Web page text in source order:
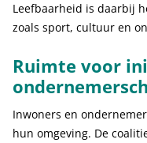
Leefbaarheid is daarbij
zoals sport, cultuur en
Ruimte voor
Inwoners en
hun omgeving. De